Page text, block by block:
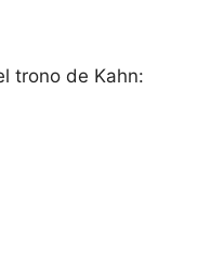
trono de Kahn: